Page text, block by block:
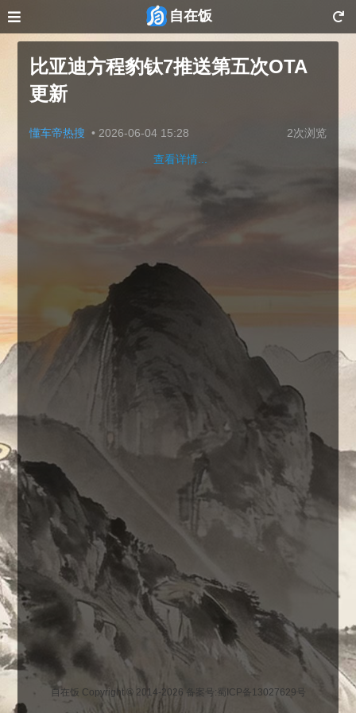
自在饭
比亚迪方程豹钛7推送第五次OTA
更新
懂车帝热搜 • 2026-06-04 15:28 2次浏览
查看详情...
自在饭 Copyright © 2014-2026 备案号:蜀ICP备13027629号